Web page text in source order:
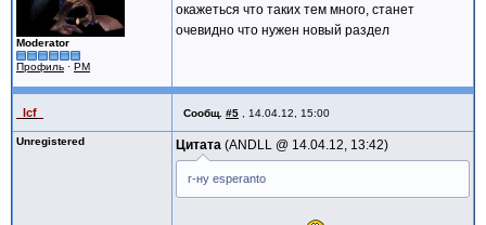
Moderator
Профиль · PM
окажеться что таких тем много, станет
очевидно что нужен новый раздел
_lcf_ Сообщ. #5 14.04.12, 15:00
Unregistered Цитата ANDLL @ 14.04.12, 13:42
г-ну esperanto